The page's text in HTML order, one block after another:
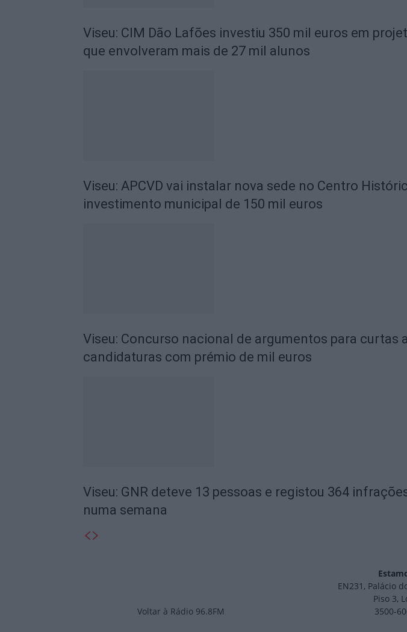
Viseu: CIM Dão Lafões investiu 350 mil euros em
que envolveram mais de 27 mil alunos
Viseu: APCVD vai instalar nova sede no Centro
investimento municipal de 150 mil euros
Viseu: Concurso nacional de argumentos para curtas
candidaturas com prémio de mil euros
Viseu: GNR deteve 13 pessoas e registou 364
numa semana
Voltar à Rádio 96.8FM
EN231, Palácio
Piso 3,
3500-